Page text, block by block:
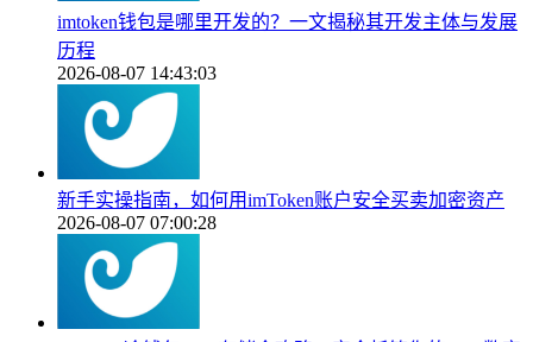
imtoken钱包是哪里开发的？一文揭秘其开发主体与发展
历程
2026-08-07 14:43:03
新手实操指南，如何用imToken账户安全买卖加密资产
2026-08-07 07:00:28